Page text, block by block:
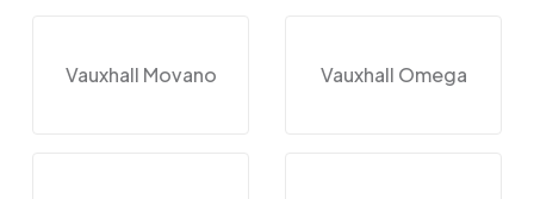
Vauxhall Movano Vauxhall Omega